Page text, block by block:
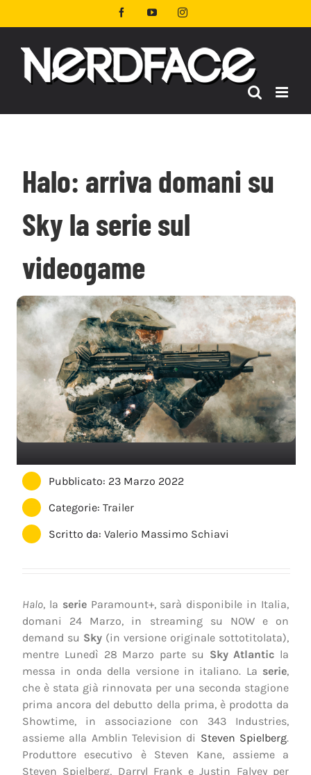
al
FacebookYouTubeInstagram
Halo: arriva domani su
Sky la serie sul
videogame
Pubblicato: 23 Marzo 2022
Categorie:Trailer
Scritto da:Valerio Massimo Schiavi
Halo, la serieParamount+, sarà disponibile in Italia,
domani 24 Marzo, in streaming su NOW e on
demand su Sky (in versione originale sottotitolata),
mentre Lunedì 28 Marzo parte su Sky Atlantic la
messa in onda della versione in italiano. La serie,
che è stata già rinnovata per una seconda stagione
prima ancora del debutto della prima, è prodotta da
Showtime, in associazione con 343 Industries,
assieme alla Amblin Television di Steven Spielberg.
Produttore esecutivo è Steven Kane, assieme a
Steven Spielberg, Darryl Frank e Justin Falvey per